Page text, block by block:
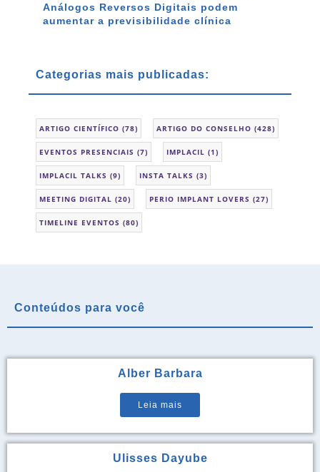
Análogos Reversos Digitais podem
aumentar a previsibilidade clínica
Categorias mais publicadas:
ARTIGO CIENTÍFICO (78) ARTIGO DO CONSELHO (428)
EVENTOS PRESENCIAIS (7) IMPLACIL (1)
IMPLACIL TALKS (9) INSTA TALKS (3)
MEETING DIGITAL (20) PERIO IMPLANT LOVERS (27)
TIMELINE EVENTOS (80)
Conteúdos para você
Alber Barbara
Leia mais
Ulisses Dayube